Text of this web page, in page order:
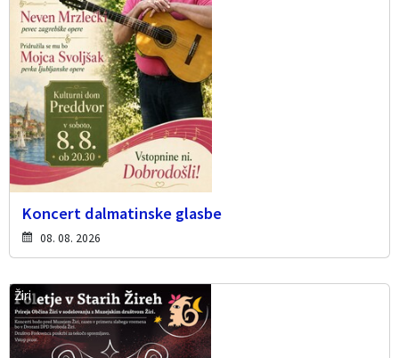
Koncert dalmatinske glasbe
08. 08. 2026
Žiri